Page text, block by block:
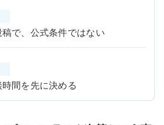
で、公式条件ではない
間を先に決める